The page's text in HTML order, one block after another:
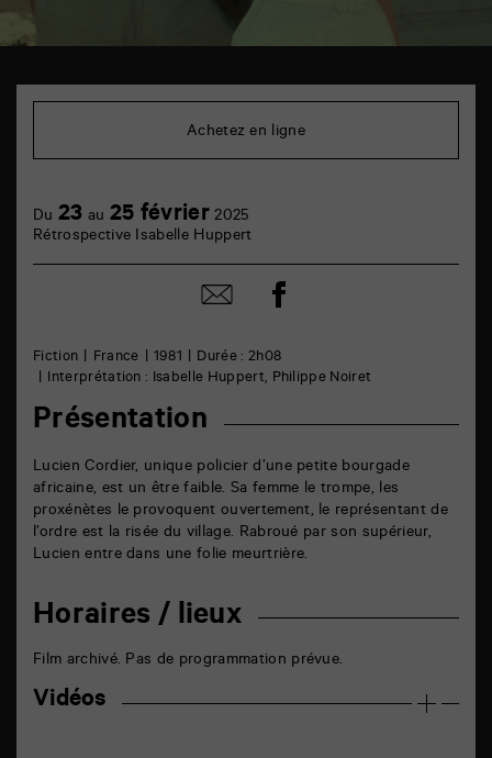
86000
Poitiers
Fiction France 1981
Durée : 2h08
Interprétation : Isabelle Huppert, Philippe Noiret
Présentation
Lucien Cordier, unique policier d’une petite bourgade
africaine, est un être faible. Sa femme le trompe, les
proxénètes le provoquent ouvertement, le représentant de
l’ordre est la risée du village. Rabroué par son supérieur,
Lucien entre dans une folie meurtrière.
Horaires / lieux
Film archivé. Pas de programmation prévue.
Vidéos
Achetez en ligne
Du 23 au 25 février 2025
Rétrospective Isabelle Huppert
Partager
par
Partager
sur